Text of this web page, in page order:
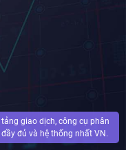
giao dịch, công cụ phân
đủ và hệ thống nhất VN.